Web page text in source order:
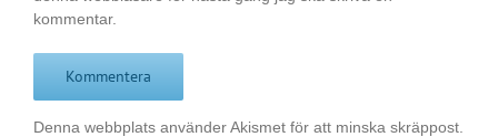
kommentar.
Denna webbplats använder Akismet för att minska skräppost.